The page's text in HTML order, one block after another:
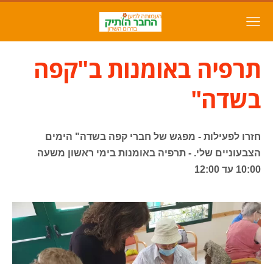
תרפיה באומנות ב"קפה
בשדה"
חזרו לפעילות - מפגש של חברי קפה בשדה" הימים
הצבעוניים שלי. - תרפיה באומנות בימי ראשון משעה
10:00 עד 12:00